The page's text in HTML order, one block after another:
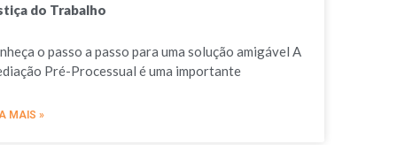
do Trabalho
o passo a passo para uma solução amigável A
Pré-Processual é uma importante
MAIS »